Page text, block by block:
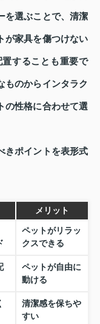
を選ぶことで、清潔
が家具を傷つけない
することも重要で
ものからインタラク
の性格に合わせて選
きポイントを表形式
メリット
ペットがリラッ
クスできる
ペットが自由に
動ける
清潔感を保ちや
すい